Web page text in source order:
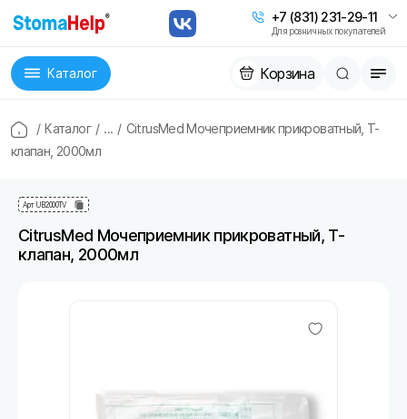
+7 (831) 231-29-11
Для розничных покупателей
Каталог Корзина
/ Каталог / ... / CitrusMed Мочеприемник прикроватный, Т-
клапан, 2000мл
Арт UB2000TV
CitrusMed Мочеприемник прикроватный, Т-
клапан, 2000мл